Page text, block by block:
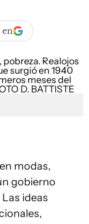
en
modas,
gobierno
ideas